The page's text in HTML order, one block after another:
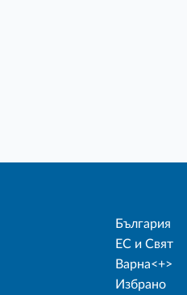
България
ЕС и Свят
Варна<+>
Избрано